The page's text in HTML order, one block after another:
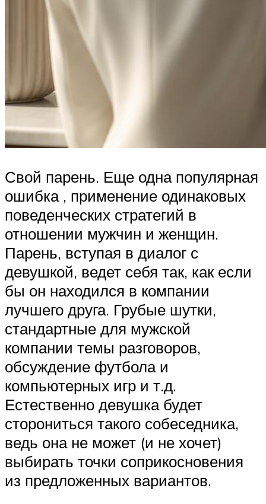
Свой парень. Еще одна популярная
ошибка , применение одинаковых
поведенческих стратегий в
отношении мужчин и женщин.
Парень, вступая в диалог с
девушкой, ведет себя так, как если
бы он находился в компании
лучшего друга. Грубые шутки,
стандартные для мужской
компании темы разговоров,
обсуждение футбола и
компьютерных игр и т.д.
Естественно девушка будет
сторониться такого собеседника,
ведь она не может (и не хочет)
выбирать точки соприкосновения
из предложенных вариантов.